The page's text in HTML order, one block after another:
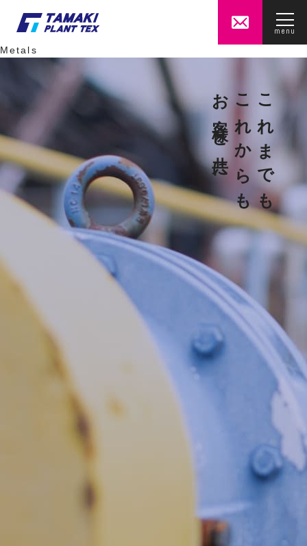
menu
Raw materials
Gas energy
Metals
これまでも
これからも
お客様と共に